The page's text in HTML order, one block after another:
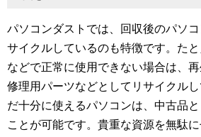
パソコンダストでは、回収後のパソ
サイクルしているのも特徴です。た
などで正常に使用できない場合は、
修理用パーツなどとしてリサイクル
だ十分に使えるパソコンは、中古品
ことが可能です。貴重な資源を無駄